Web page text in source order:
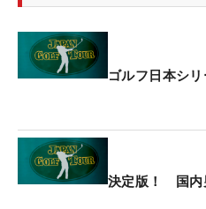
ゴルフ日本シ
決定版！ 国内